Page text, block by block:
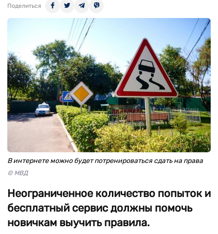
Поделиться
В интернете можно будет потренироваться сдать на права
© МВД
Неограниченное количество попыток и
бесплатный сервис должны помочь
новичкам выучить правила.